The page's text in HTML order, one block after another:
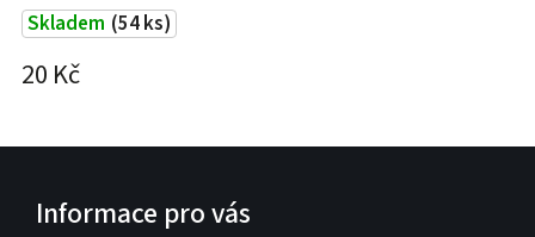
Skladem (54 ks)
20 Kč
Informace pro vás